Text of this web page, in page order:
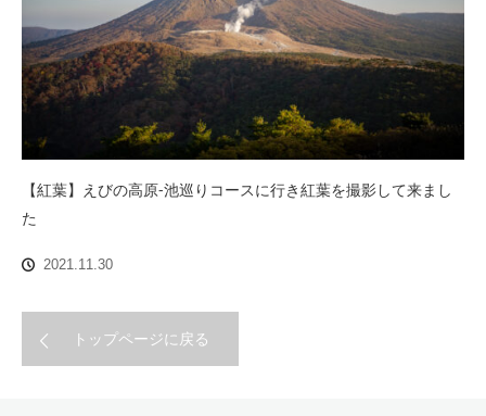
【紅葉】えびの高原-池巡りコースに行き紅葉を撮影して来まし
た
2021.11.30
トップページに戻る